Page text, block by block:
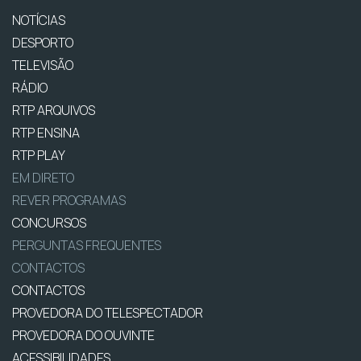
NOTÍCIAS
DESPORTO
TELEVISÃO
RÁDIO
RTP ARQUIVOS
RTP ENSINA
RTP PLAY
EM DIRETO
REVER PROGRAMAS
CONCURSOS
PERGUNTAS FREQUENTES
CONTACTOS
CONTACTOS
PROVEDORA DO TELESPECTADOR
PROVEDORA DO OUVINTE